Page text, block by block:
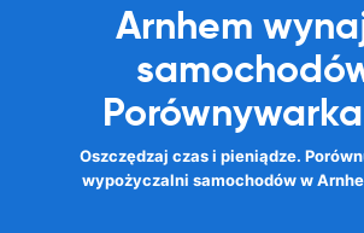
Arnhem
Oszczędzaj czas i pieniądze.
wypożyczalni samochodów w